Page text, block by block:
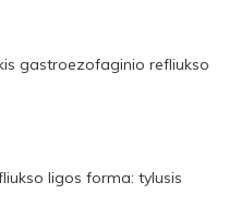
gastroezofaginio refliukso
ligos forma: tylusis